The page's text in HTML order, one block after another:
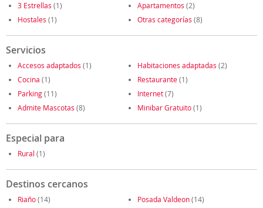
3 Estrellas (1) Apartamentos (2)
Hostales (1) Otras categorías (8)
Servicios
Accesos adaptados (1) Habitaciones adaptadas (2)
Cocina (1) Restaurante(1)
Parking(11) Internet(7)
Admite Mascotas (8) Minibar Gratuito(1)
Especial para
Rural (1)
Destinos cercanos
Riaño(14) Posada Valdeon(14)